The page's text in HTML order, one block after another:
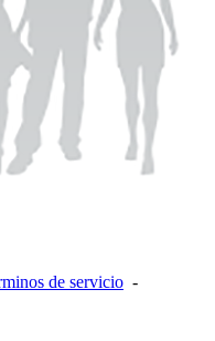
de servicio -